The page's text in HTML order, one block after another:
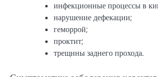
инфекционные процессы в
нарушение дефекации;
геморрой;
проктит;
трещины заднего прохода.